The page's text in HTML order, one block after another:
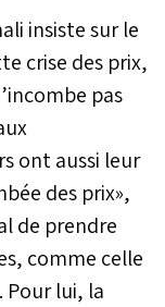
insiste sur le
crise des prix,
pas
ont aussi leur
des prix»,
de prendre
comme celle
Pour lui, la